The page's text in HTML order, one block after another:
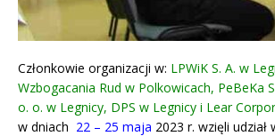
Członkowie organizacji w: LPWiK S. A. w
Wzbogacania Rud w Polkowicach, PeBeKa
o. o. w Legnicy, DPS w Legnicy i Lear
w dniach 22 – 25 maja 2023 r. wzięli udział